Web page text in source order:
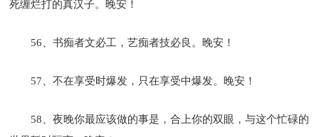
死缠烂打的真汉子。晚安！
56、书痴者文必工，艺痴者技必良。晚安！
57、不在享受时爆发，只在享受中爆发。晚安！
58、夜晚你最应该做的事是，合上你的双眼，与这个忙碌的